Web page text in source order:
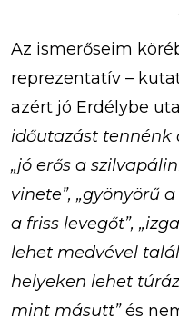
Az ismerőseim
reprezentatív –
azért jó Erdélybe
időutazást tennénk
„jó erős a
vinete”, „gyönyörű
a friss levegőt”,
lehet medvével
helyeken lehet
mint másutt”és